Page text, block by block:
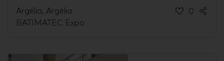
Argélia, Argélia
BATIMATEC Expo
0